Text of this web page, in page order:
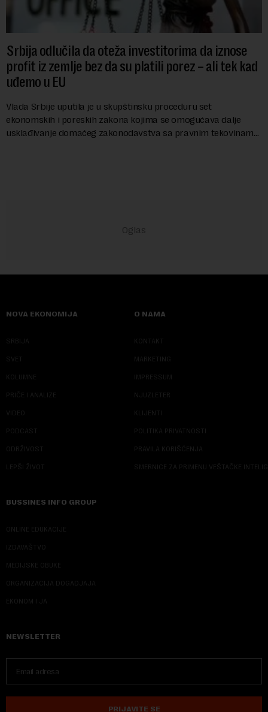
Srbija odlučila da oteža investitorima da iznose
profit iz zemlje bez da su platili porez – ali tek kad
uđemo u EU
Vlada Srbije uputila je u skupštinsku proceduru set
ekonomskih i poreskih zakona kojima se omogućava dalje
usklađivanje domaćeg zakonodavstva sa pravnim tekovinama
NOVA EKONOMIJA
SRBIJA
SVET
KOLUMNE
PRIČE I ANALIZE
VIDEO
PODCAST
ODRŽIVOST
LEPŠI ŽIVOT
O NAMA
KONTAKT
MARKETING
IMPRESSUM
NJUZLETER
KLIJENTI
POLITIKA PRIVATNOSTI
PRAVILA KORIŠĆENJA
SMERNICE ZA PRIMENU VEŠTAČKE
BUSSINES INFO GROUP
ONLINE EDUKACIJE
IZDAVAŠTVO
MEDIJSKE OBUKE
ORGANIZACIJA DOGADJAJA
EKONOM I JA
NEWSLETTER
PRIJAVITE SE